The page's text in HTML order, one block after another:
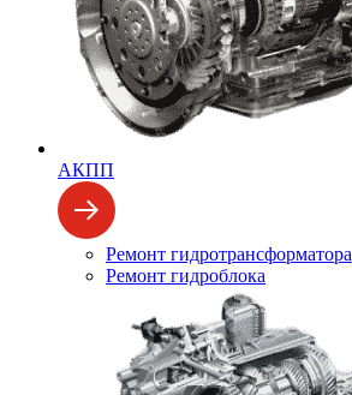
АКПП
Ремонт гидротрансформатора
Ремонт гидроблока